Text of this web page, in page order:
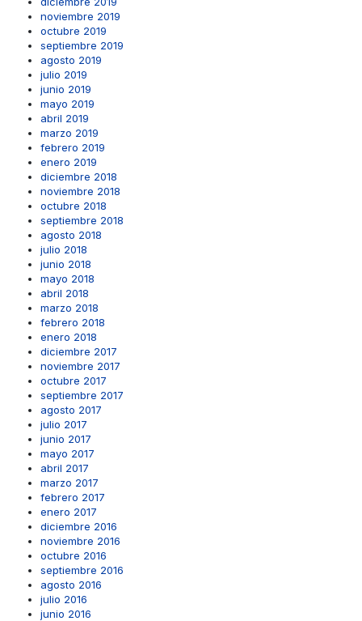
noviembre 2019
octubre 2019
septiembre 2019
agosto 2019
julio 2019
junio 2019
mayo 2019
abril 2019
marzo 2019
febrero 2019
enero 2019
diciembre 2018
noviembre 2018
octubre 2018
septiembre 2018
agosto 2018
julio 2018
junio 2018
mayo 2018
abril 2018
marzo 2018
febrero 2018
enero 2018
diciembre 2017
noviembre 2017
octubre 2017
septiembre 2017
agosto 2017
julio 2017
junio 2017
mayo 2017
abril 2017
marzo 2017
febrero 2017
enero 2017
diciembre 2016
noviembre 2016
octubre 2016
septiembre 2016
agosto 2016
julio 2016
junio 2016